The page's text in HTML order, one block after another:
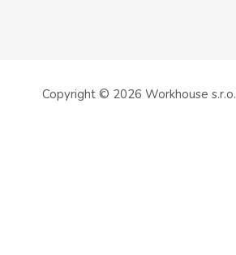
Copyright © 2026 Workhouse s.r.o.